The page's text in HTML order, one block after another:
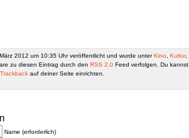
2012 um 10:35 Uhr veröffentlicht und wurde unterKino Kultur,
zu diesen Eintrag durch den RSS 2.0 Feed verfolgen. Du kannst
Trackback auf deiner Seite einrichten.
Name (erforderlich)